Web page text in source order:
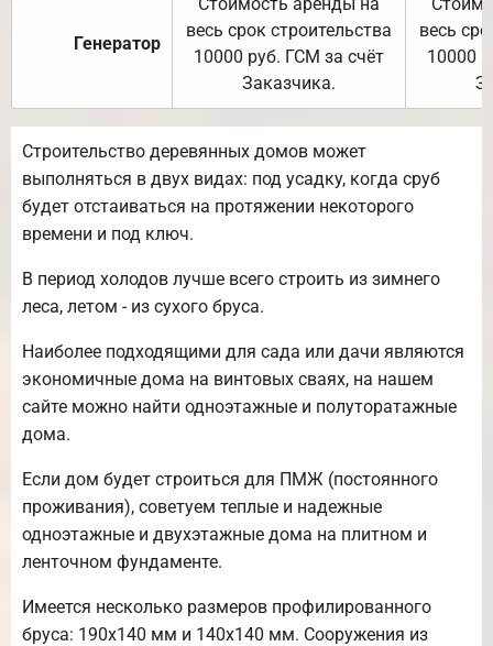
Генератор
весь срок строительства
10000 руб. ГСМ за счёт
Заказчика.
весь
10000
Строительство деревянных домов может
выполняться в двух видах: под усадку, когда сруб
будет отстаиваться на протяжении некоторого
времени и под ключ.
В период холодов лучше всего строить из зимнего
леса, летом - из сухого бруса.
Наиболее подходящими для сада или дачи являются
экономичные дома на винтовых сваях, на нашем
сайте можно найти одноэтажные и полуторатажные
дома.
Если дом будет строиться для ПМЖ (постоянного
проживания), советуем теплые и надежные
одноэтажные и двухэтажные дома на плитном и
ленточном фундаменте.
Имеется несколько размеров профилированного
бруса: 190х140 мм и 140х140 мм. Сооружения из